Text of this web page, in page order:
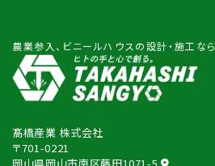
農業参入、ビニールハウスの設計・施工なら
髙橋産業 株式会社
〒701-0221